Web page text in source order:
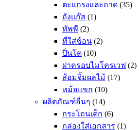
ตะแกรงและถาด (35)
ถังแก๊ส (1)
ทัพพี (2)
ที่ใส่ช้อน (2)
ปิ่นโต (10)
ฝาครอบไมโครเวฟ (2)
ส้อมจิ้มผลไม้ (17)
หม้อแขก (10)
ผลิตภัณฑ์อื่นๆ (14)
กระโถนเด็ก (6)
กล่องใส่เอกสาร (1)